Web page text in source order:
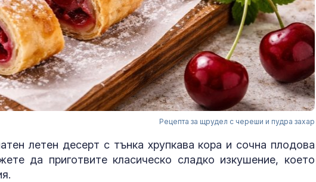
Рецепта за щрудел с череши и пудра захар
летен десерт с тънка хрупкава кора и сочна плодова
да приготвите класическо сладко изкушение, което